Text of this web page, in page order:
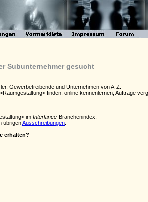
Subunternehmer gesucht
Gewerbetreibende und Unternehmen von A-Z.
finden, online kennenlernen, Aufträge
im Interlance-Branchenindex,
übrigenAusschreibungen
erhalten?